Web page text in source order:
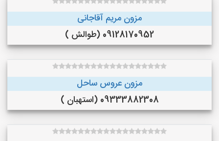
مزون مریم آقاجانی
09128170952 (طوالش )
مزون عروس ساحل
09333882308 (استهبان )